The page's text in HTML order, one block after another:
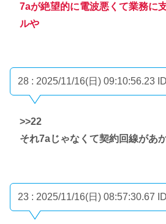
7aが絶望的に電波悪くて業務に
ルや
28 : 2025/11/16(日) 09:10:56.23
>>22
それ7aじゃなくて契約回線があ
23 : 2025/11/16(日) 08:57:30.67